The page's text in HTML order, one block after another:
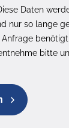
Daten
nur so lange
bitte